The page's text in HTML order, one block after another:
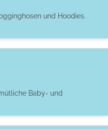
und Hoodies.
Baby- und